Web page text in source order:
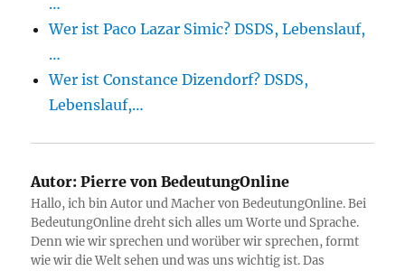
…
Wer ist Paco Lazar Simic? DSDS, Lebenslauf,
…
Wer ist Constance Dizendorf? DSDS,
Lebenslauf,…
Autor: Pierre von BedeutungOnline
Hallo, ich bin Autor und Macher von BedeutungOnline. Bei
BedeutungOnline dreht sich alles um Worte und Sprache.
Denn wie wir sprechen und worüber wir sprechen, formt
wie wir die Welt sehen und was uns wichtig ist. Das